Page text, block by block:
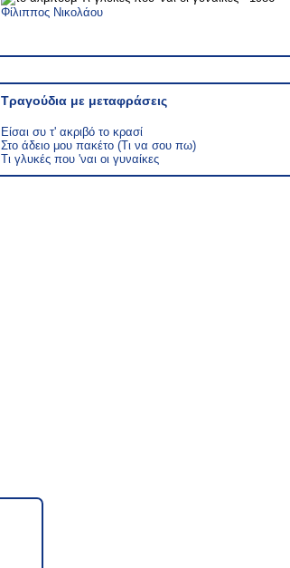
Φίλιππος Νικολάου
Τραγούδια με μεταφράσεις
Είσαι συ τ' ακριβό το κρασί
Στο άδειο μου πακέτο (Τι να σου πω)
Τι γλυκές που 'ναι οι γυναίκες